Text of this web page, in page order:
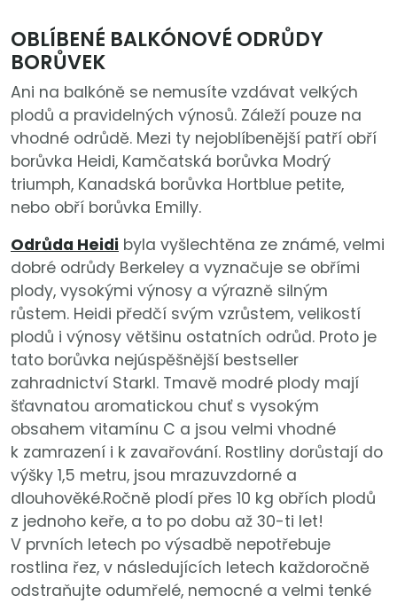
OBLÍBENÉ BALKÓNOVÉ ODRŮDY
BORŮVEK
Ani na balkóně se nemusíte vzdávat velkých
plodů a pravidelných výnosů. Záleží pouze na
vhodné odrůdě. Mezi ty nejoblíbenější patří obří
borůvka Heidi, Kamčatská borůvka Modrý
triumph, Kanadská borůvka Hortblue petite,
nebo obří borůvka Emilly.
Odrůda Heidi byla vyšlechtěna ze známé, velmi
dobré odrůdy Berkeley a vyznačuje se obřími
plody, vysokými výnosy a výrazně silným
růstem. Heidi předčí svým vzrůstem, velikostí
plodů i výnosy většinu ostatních odrůd. Proto je
tato borůvka nejúspěšnější bestseller
zahradnictví Starkl. Tmavě modré plody mají
šťavnatou aromatickou chuť s vysokým
obsahem vitamínu C a jsou velmi vhodné
k zamrazení i k zavařování. Rostliny dorůstají do
výšky 1,5 metru, jsou mrazuvzdorné a
dlouhověké.Ročně plodí přes 10 kg obřích plodů
z jednoho keře, a to po dobu až 30-ti let!
V prvních letech po výsadbě nepotřebuje
rostlina řez, v následujících letech každoročně
odstraňujte odumřelé, nemocné a velmi tenké